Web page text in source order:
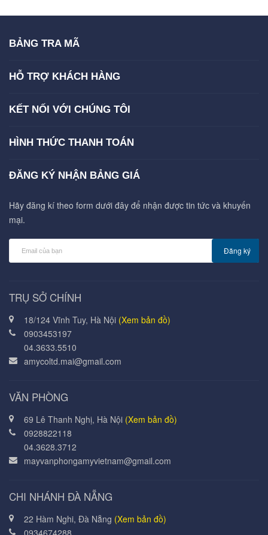
BẢNG TRA MÃ
HỖ TRỢ KHÁCH HÀNG
KẾT NỐI VỚI CHÚNG TÔI
HÌNH THỨC THANH TOÁN
ĐĂNG KÝ NHẬN BẢNG GIÁ
Hãy đăng kí theo form dưới đây để nhận được tin tức và khuyến
mại.
Đăng ký
TRỤ SỞ CHÍNH
18/124 Vĩnh Tuy, Hà Nội (Xem bản đồ)
0903453197
04.3633.5510
amycoltd.mai@gmail.com
VĂN PHÒNG
69 Lê Thanh Nghị, Hà Nội (Xem bản đồ)
0928822118
04.3628.3712
mayvanphongamyvietnam@gmail.com
CHI NHÁNH ĐÀ NẴNG
22 Hàm Nghi, Đà Nẵng (Xem bản đồ)
0934674288